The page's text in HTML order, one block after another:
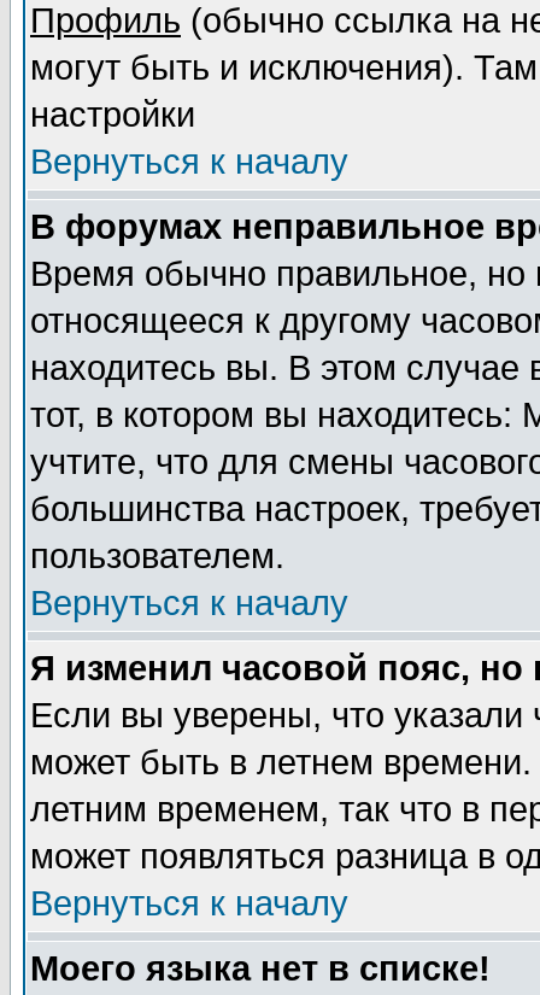
Профиль (обычно ссылка на
могут быть и исключения).
настройки
Вернуться к началу
В форумах неправильное
Время обычно правильное,
относящееся к другому
находитесь вы. В этом
тот, в котором вы
учтите, что для смены
большинства настроек,
пользователем.
Вернуться к началу
Я изменил часовой пояс,
Если вы уверены, что указали
может быть в летнем
летним временем, так что в
может появляться разница в
Вернуться к началу
Моего языка нет в списке!